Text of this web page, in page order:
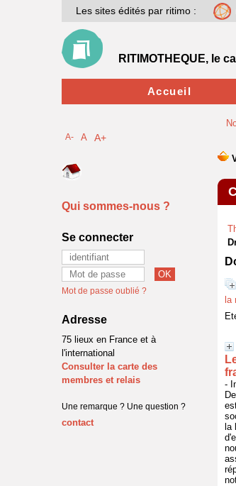
la
-
la
Les sites édités par ritimo :
RITIMOTHEQUE, le
Accueil
A- A A+
Qui sommes-nous ?
Se connecter
Mot de passe oublié ?
Adresse
75 lieux en France et à
l'international
Consulter la carte des
membres et relais
Une remarque ? Une question ?
contact